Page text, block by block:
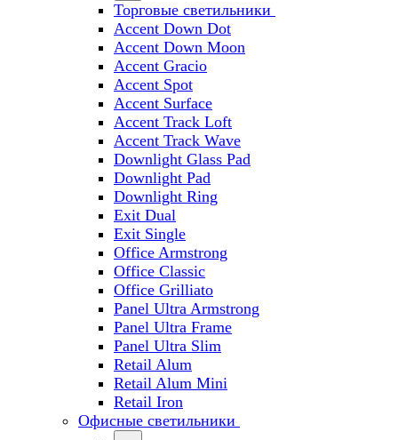
Торговые светильники
Accent Down Dot
Accent Down Moon
Accent Gracio
Accent Spot
Accent Surface
Accent Track Loft
Accent Track Wave
Downlight Glass Pad
Downlight Pad
Downlight Ring
Exit Dual
Exit Single
Office Armstrong
Office Classic
Office Grilliato
Panel Ultra Armstrong
Panel Ultra Frame
Panel Ultra Slim
Retail Alum
Retail Alum Mini
Retail Iron
Офисные светильники